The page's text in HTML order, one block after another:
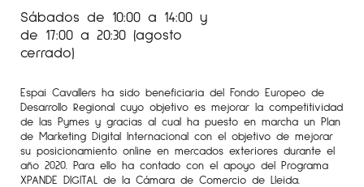
Sábados de 10:00 a 14:00 y
de 17:00 a 20:30 (agosto
cerrado)
Espai Cavallers ha sido beneficiaria del Fondo Europeo de
Desarrollo Regional cuyo objetivo es mejorar la competitividad
de las Pymes y gracias al cual ha puesto en marcha un Plan
de Marketing Digital Internacional con el objetivo de mejorar
su posicionamiento online en mercados exteriores durante el
año 2020. Para ello ha contado con el apoyo del Programa
XPANDE DIGITAL de la Cámara de Comercio de Lleida.